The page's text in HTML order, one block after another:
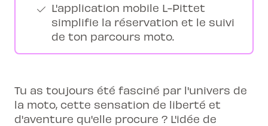
L'application mobile L-Pittet
simplifie la réservation et le suivi
de ton parcours moto.
Tu as toujours été fasciné par l'univers de
la moto, cette sensation de liberté et
d'aventure qu'elle procure ? L'idée de